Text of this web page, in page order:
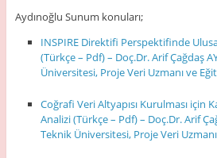
Aydınoğlu Sunum konuları;
INSPIRE Direktifi Perspektifinde
(Türkçe – Pdf) – Doç.Dr. Arif Çağdaş
Üniversitesi, Proje Veri Uzmanı ve
Coğrafi Veri Altyapısı Kurulması için
Analizi (Türkçe – Pdf) – Doç.Dr. Arif
Teknik Üniversitesi, Proje Veri